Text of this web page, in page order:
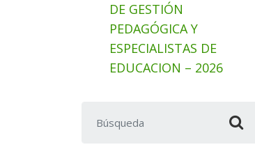
DE GESTIÓN
PEDAGÓGICA Y
ESPECIALISTAS DE
EDUCACION – 2026